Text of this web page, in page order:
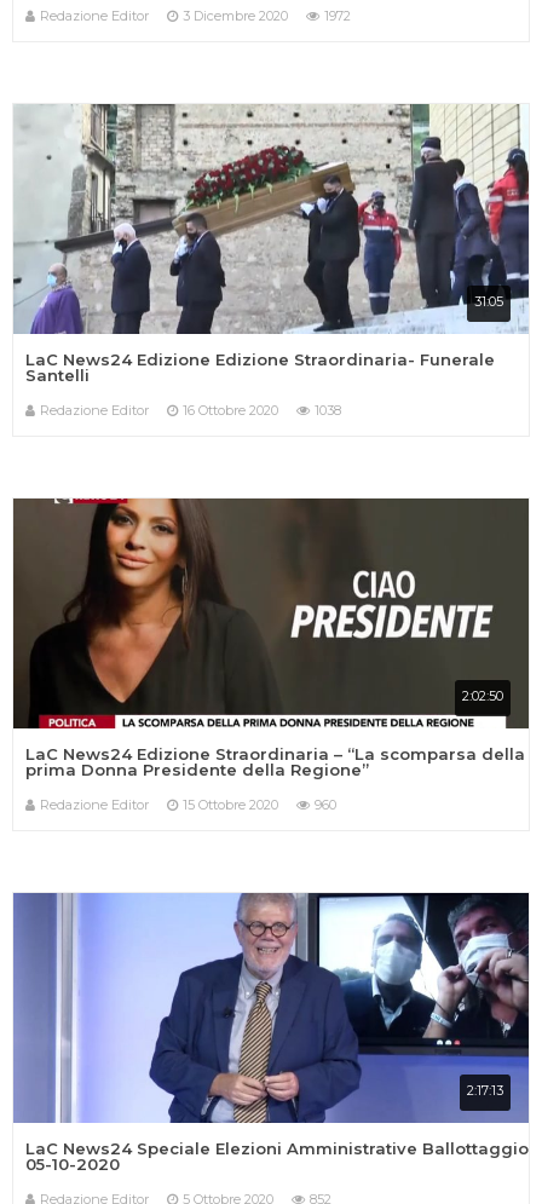
Redazione Editor 3 Dicembre 2020 1972
31:05
LaC News24 Edizione Edizione Straordinaria- Funerale
Santelli
Redazione Editor 16 Ottobre 2020 1038
2:02:50
LaC News24 Edizione Straordinaria – “La scomparsa della
prima Donna Presidente della Regione”
Redazione Editor 15 Ottobre 2020 960
2:17:13
LaC News24 Speciale Elezioni Amministrative Ballottaggio
05-10-2020
Redazione Editor 5 Ottobre 2020 852